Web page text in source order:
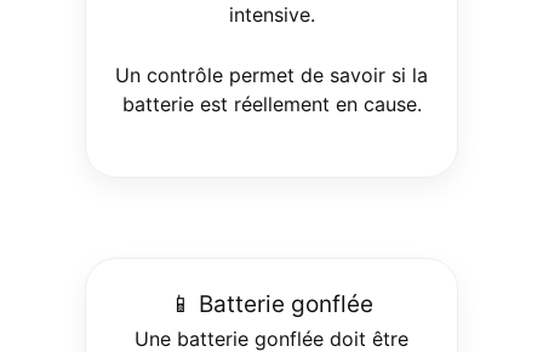
intensive.
Un contrôle permet de savoir si la
batterie est réellement en cause.
📱 Batterie gonflée
Une batterie gonflée doit être